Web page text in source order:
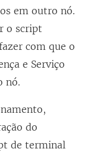
em outro nó.
o script
com que o
e Serviço
nó.
do
de terminal